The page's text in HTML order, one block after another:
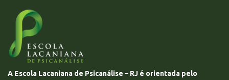
A Escola Lacaniana de Psicanálise – RJ é orientada pelo